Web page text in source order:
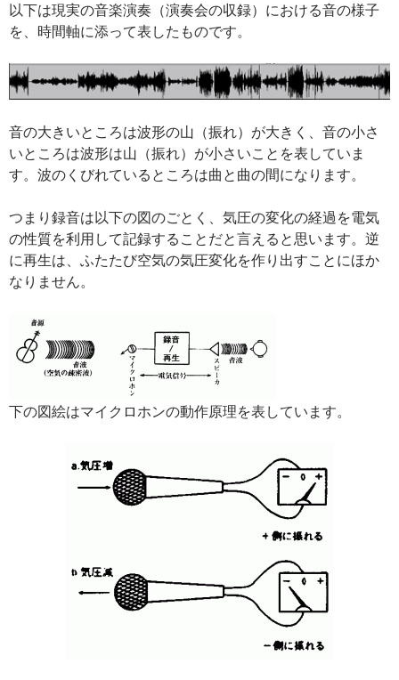
以下は現実の音楽演奏（演奏会の収録）における音の様子
を、時間軸に添って表したものです。
音の大きいところは波形の山（振れ）が大きく、音の小さ
いところは波形は山（振れ）が小さいことを表していま
す。波のくびれているところは曲と曲の間になります。
つまり録音は以下の図のごとく、気圧の変化の経過を電気
の性質を利用して記録することだと言えると思います。逆
に再生は、ふたたび空気の気圧変化を作り出すことにほか
なりません。
下の図絵はマイクロホンの動作原理を表しています。